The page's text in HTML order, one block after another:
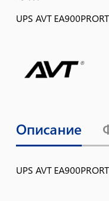
UPS AVT
Описание
UPS AVT